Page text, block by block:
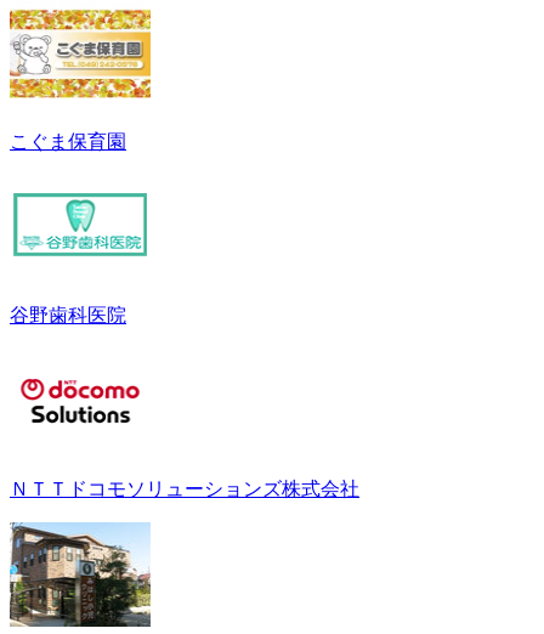
こぐま保育園
谷野歯科医院
ＮＴＴドコモソリューションズ株式会社